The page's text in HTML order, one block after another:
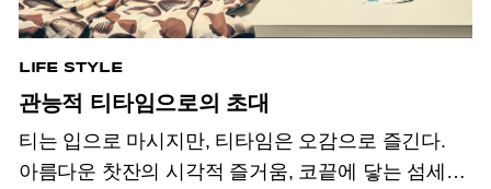
LIFE STYLE
관능적 티타임으로의 초대
티는 입으로 마시지만, 티타임은 오감으로 즐긴다.
아름다운 찻잔의 시각적 즐거움, 코끝에 닿는 섬세한